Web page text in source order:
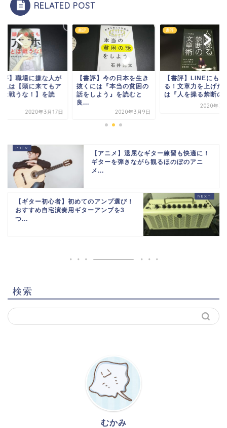
RELATED POST
評】今の日本を生き
には『本当の貧困の
しよう』を読むと
2020年3月9日
書評
【書評】LINEにも使え
る！文章力を上げたい人
は『人を操る禁断の文...
書評
【書評】職場に嫌な
いる人は【頭に来て
ホとは戦うな！】を
【アニメ】退屈なギター練習も快適に！
ギターを弾きながら観るほのぼのアニ
メ...
【ギター初心者】初めてのアンプ選び！
おすすめ自宅演奏用ギターアンプを3
つ...
検索
むかみ